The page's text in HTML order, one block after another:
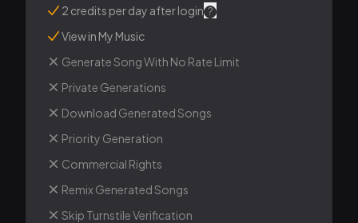
2 credits per day after login ?
View in My Music
Generate Song With No Rate Limit
Private Generations
Download Generated Songs
Priority Generation
Commercial Rights
Remix Generated Songs
Skip Turnstile Verification